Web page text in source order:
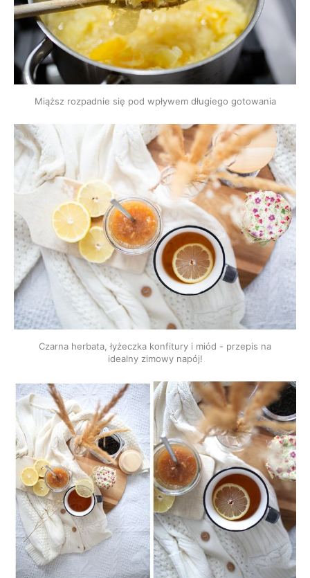
Miąższ rozpadnie się pod wpływem długiego gotowania
Czarna herbata, łyżeczka konfitury i miód - przepis na
idealny zimowy napój!